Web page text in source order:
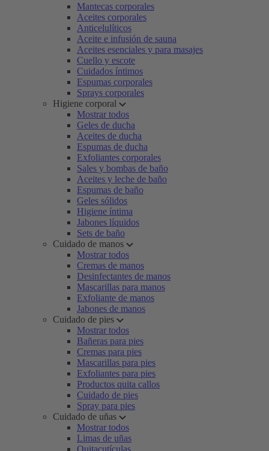
Mantecas corporales
Aceites corporales
Anticelulíticos
Aceite e infusión de sauna
Aceites esenciales y para masajes
Cuello y escote
Cuidados íntimos
Espumas corporales
Sprays corporales
Higiene corporal
Mostrar todos
Geles de ducha
Aceites de ducha
Espumas de ducha
Exfoliantes corporales
Sales y bombas de baño
Aceites y leche de baño
Espumas de baño
Geles sólidos
Higiene íntima
Jabones líquidos
Sets de baño
Cuidado de manos
Mostrar todos
Cremas de manos
Desinfectantes de manos
Mascarillas para manos
Exfoliante de manos
Jabones de manos
Cuidado de pies
Mostrar todos
Bañeras para pies
Cremas para pies
Mascarillas para pies
Exfoliantes para pies
Productos quita callos
Cuidado de pies
Spray para pies
Cuidado de uñas
Mostrar todos
Limas de uñas
Quitacutículas